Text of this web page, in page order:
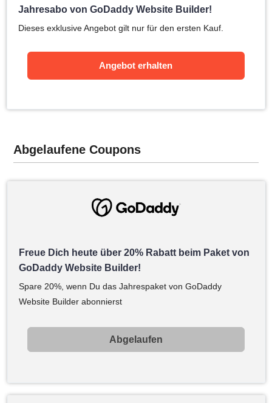
Jahresabo von GoDaddy Website Builder!
Dieses exklusive Angebot gilt nur für den ersten Kauf.
Angebot erhalten
Abgelaufene Coupons
Freue Dich heute über 20% Rabatt beim Paket von
GoDaddy Website Builder!
Spare 20%, wenn Du das Jahrespaket von GoDaddy
Website Builder abonnierst
Abgelaufen